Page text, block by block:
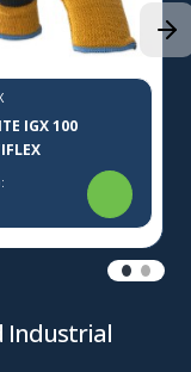
IGX 100
Industrial